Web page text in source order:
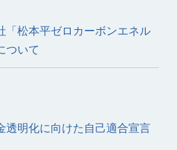
「松本平ゼロカーボンエネル
ついて
透明化に向けた自己適合宣言